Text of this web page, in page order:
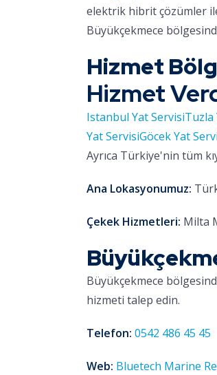
elektrik hibrit çözümler
Büyükçekmece
Hizmet
Hizmet
Istanbul Yat ServisiTuzla
Yat ServisiGöcek Yat
Ayrıca Türkiye'nin tüm
Ana Lokasyonumuz:
Çekek Hizmetleri: Milta
Büyükçekmece
hizmeti talep edin.
Telefon: 0542 486 45 45
Web: Bluetech Marine